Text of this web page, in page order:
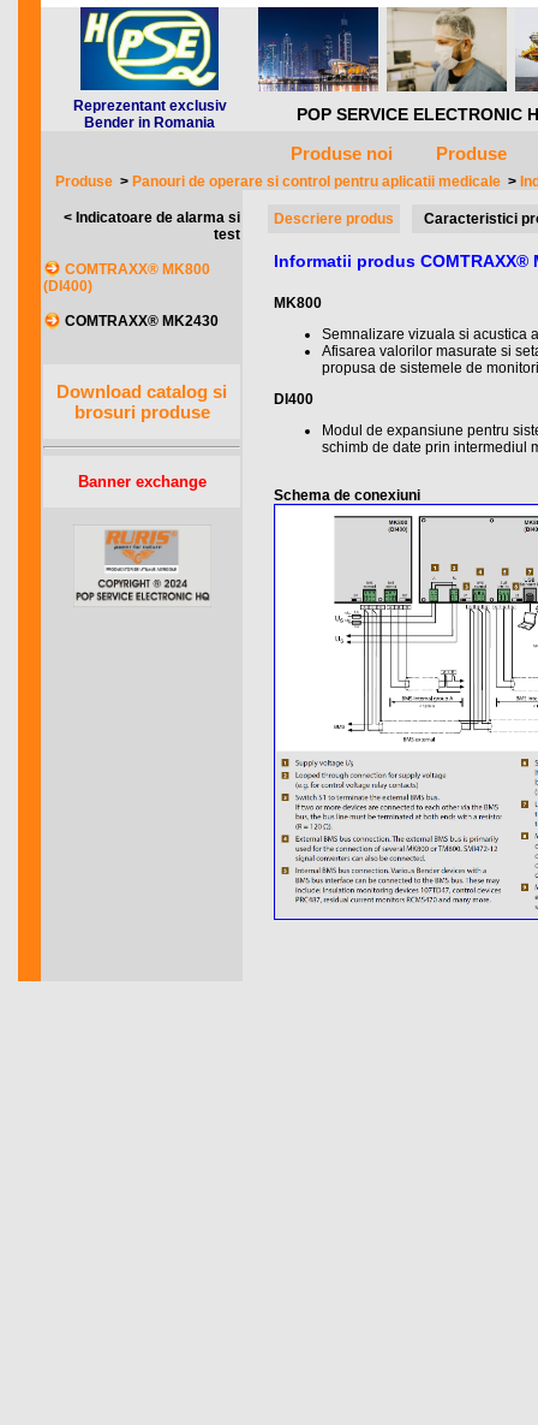
Reprezentant exclusiv
Bender in Romania
POP SERVICE
Produse noi Produse
Produse > Panouri de operare si control pentru aplicatii medicale >
< Indicatoare de alarma si
test
COMTRAXX® MK800
(DI400)
COMTRAXX® MK2430
Download catalog si
brosuri produse
Banner exchange
Descriere produs Caracteristici
Informatii produs COMTRAXX®
MK800
Semnalizare vizuala si acustica
Afisarea valorilor masurate si
propusa de sistemele de
DI400
Modul de expansiune pentru
schimb de date prin intermediul
Schema de conexiuni